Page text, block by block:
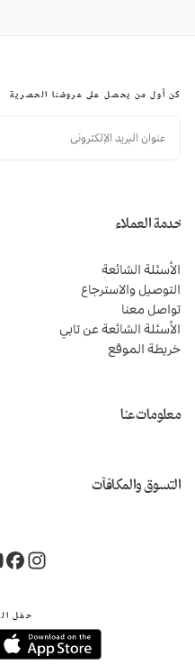
كن أول من يحصل على عروضنا الحصرية
الإلكتروني
خدمة العملاء
الأسئلة الشائعة
التوصيل والاسترجاع
تواصل معنا
الأسئلة الشائعة عن تابي
خريطة الموقع
معلومات عنا
التسوق والمكافآت
حمّل